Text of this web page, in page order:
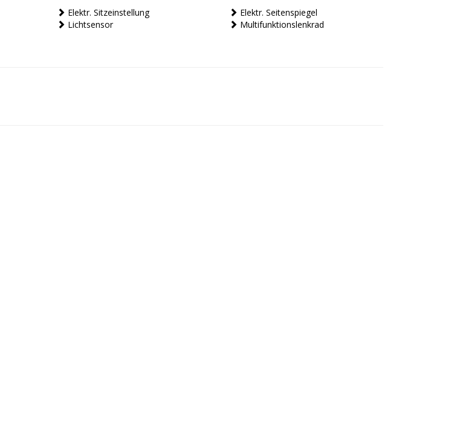
Elektr. Sitzeinstellung
Elektr. Seitenspiegel
Lichtsensor
Multifunktionslenkrad